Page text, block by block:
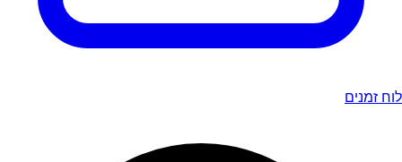
לוח זמנים